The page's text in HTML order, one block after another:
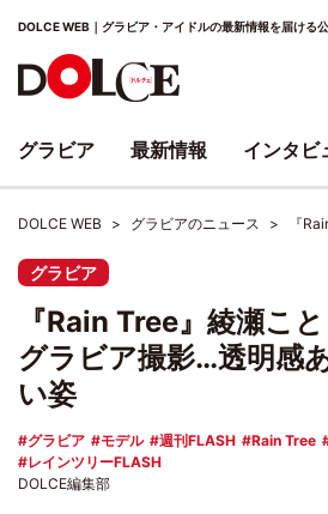
DOLCE WEB｜グラビア・アイドルの最新情報を届ける
DOLCE WEB グラビアのニュース 『
グラビア
『Rain Tree』綾瀬こ
グラビア撮影…透明感
い姿
グラビア モデル 週刊FLASH Rain Tree
レインツリーFLASH
DOLCE編集部
グラビア 最新情報 インタビ